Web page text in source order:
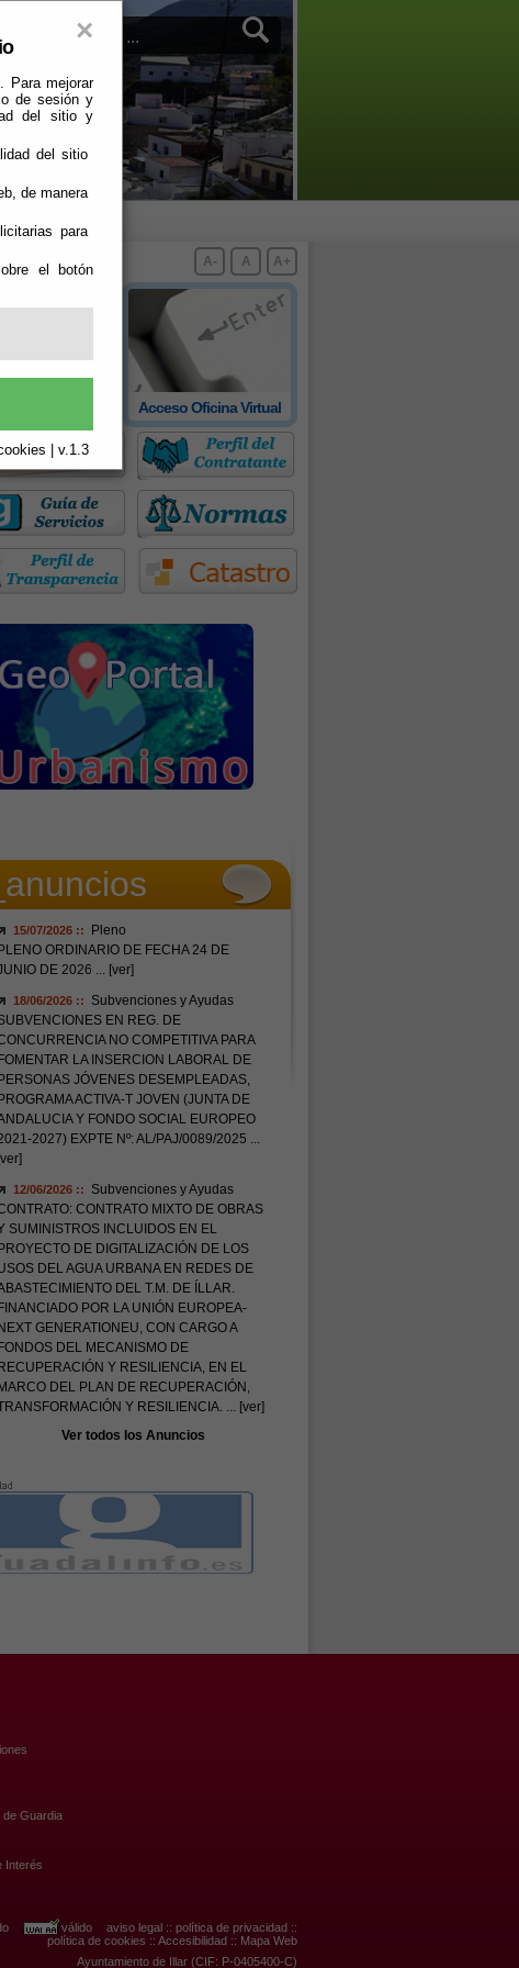
×
Para mejorar
de sesión y
del sitio y
del sitio
de manera
para
el botón
| v.1.3
A+
A
A-
Acceso Oficina Virtual
_anuncios
15/07/2026 ::
Pleno
ORDINARIO DE FECHA 24 DE
DE 2026 ... [ver]
18/06/2026 ::
Subvenciones y Ayudas
EN REG. DE
NO COMPETITIVA PARA
LA INSERCION LABORAL DE
JÓVENES DESEMPLEADAS,
ACTIVA-T JOVEN (JUNTA DE
Y FONDO SOCIAL EUROPEO
2027) EXPTE Nº: AL/PAJ/0089/2025
12/06/2026 ::
Subvenciones y Ayudas
CONTRATO MIXTO DE OBRAS
SUMINISTROS INCLUIDOS EN EL
DE DIGITALIZACIÓN DE LOS
DEL AGUA URBANA EN REDES DE
DEL T.M. DE ÍLLAR.
POR LA UNIÓN EUROPEA-
GENERATIONEU, CON CARGO A
DEL MECANISMO DE
Y RESILIENCIA, EN EL
DEL PLAN DE RECUPERACIÓN,
Y RESILIENCIA.
... [ver]
Ver todos los Anuncios
de Guardia
Interés
válido aviso legal :: política de privacidad ::
política de cookies :: Accesibilidad :: Mapa Web
Ayuntamiento de Illar (CIF: P-0405400-C)